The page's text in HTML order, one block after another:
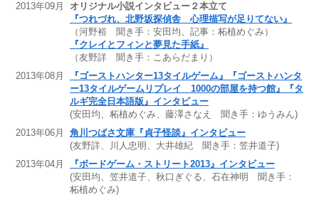
2013年09月
オリジナル小説インタビュー２本立て
『つれづれ、北野坂探偵舎 心理描写が足りてない』
（河野裕 聞き手：安田均、記事：柘植めぐみ）
『クレイとフィンと夢見た手紙』
（友野詳 聞き手：こあらだまり）
2013年08月
『ゴーストハンター13タイルゲーム』『ゴーストハンタ
ー13タイルゲームリプレイ 1000の部屋を持つ館』『タ
ルギ完全日本語版』インタビュー
(安田均、柘植めぐみ、藤澤さなえ 聞き手：ゆうみん)
2013年06月
角川つばさ文庫『貞子怪談』インタビュー
(友野詳、川人忠明、大井雄紀 聞き手：笠井道子)
2013年04月
『ボードゲーム・ストリート2013』インタビュー
(安田均、笠井道子、秋口ぎぐる、石在神明 聞き手：
柘植めぐみ)